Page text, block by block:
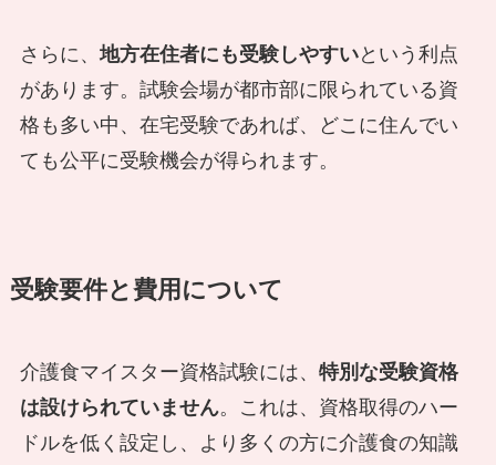
さらに、地方在住者にも受験しやすいという利点
があります。試験会場が都市部に限られている資
格も多い中、在宅受験であれば、どこに住んでい
ても公平に受験機会が得られます。
受験要件と費用について
介護食マイスター資格試験には、 特別な受験資格
は設けられていません。これは、資格取得のハー
ドルを低く設定し、より多くの方に介護食の知識